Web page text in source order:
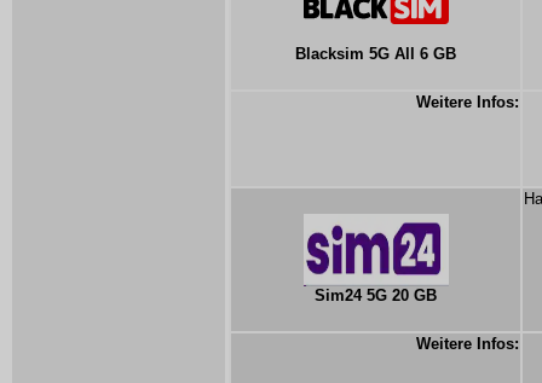
Blacksim 5G All 6 GB
Weitere Infos:
Sim24 5G 20 GB
Weitere Infos: